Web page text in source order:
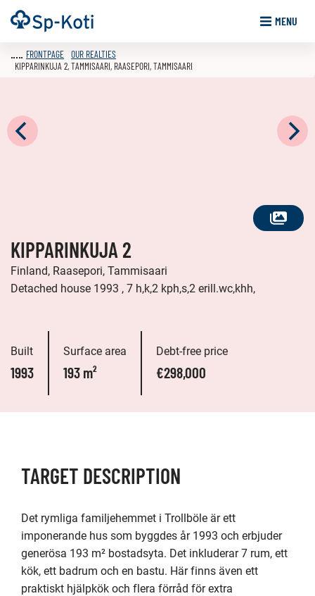
Go
to
Frontpage MENU
SEE
FRONTPAGE OUR REALTIES
KIPPARINKUJA 2, TAMMISAARI, RAASEPORI, TAMMISAARI
KIPPARINKUJA 2
Finland, Raasepori, Tammisaari
Detached house 1993 , 7 h,k,2 kph,s,2 erill.wc,khh,
Built
1993
Surface area
193 m²
Debt-free price
€298,000
TARGET DESCRIPTION
Det rymliga familjehemmet i Trollböle är ett
imponerande hus som byggdes år 1993 och erbjuder
generösa 193 m² bostadsyta. Det inkluderar 7 rum, ett
kök, ett badrum och en bastu. Här finns även ett
praktiskt hjälpkök och flera förråd för extra